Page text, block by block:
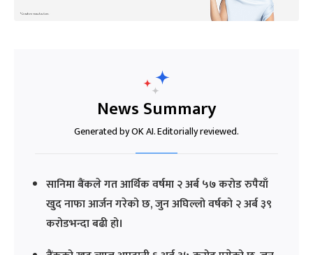
News Summary
Generated by OK AI. Editorially reviewed.
सानिमा बैंकले गत आर्थिक वर्षमा २ अर्ब ५७ करोड रुपैयाँ
खुद नाफा आर्जन गरेको छ, जुन अघिल्लो वर्षको २ अर्ब ३९
करोडभन्दा बढी हो।